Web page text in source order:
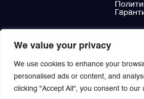
We value your privacy
We use cookies to enhance your
personalised ads or content, and
clicking "Accept All", you consent to our